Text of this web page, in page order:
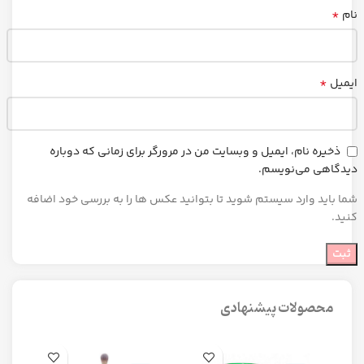
نام *
ایمیل *
ذخیره نام، ایمیل و وبسایت من در مرورگر برای زمانی که دوباره
دیدگاهی می‌نویسم.
شما باید وارد سیستم شوید تا بتوانید عکس ها را به بررسی خود اضافه
کنید.
محصولات پیشنهادی